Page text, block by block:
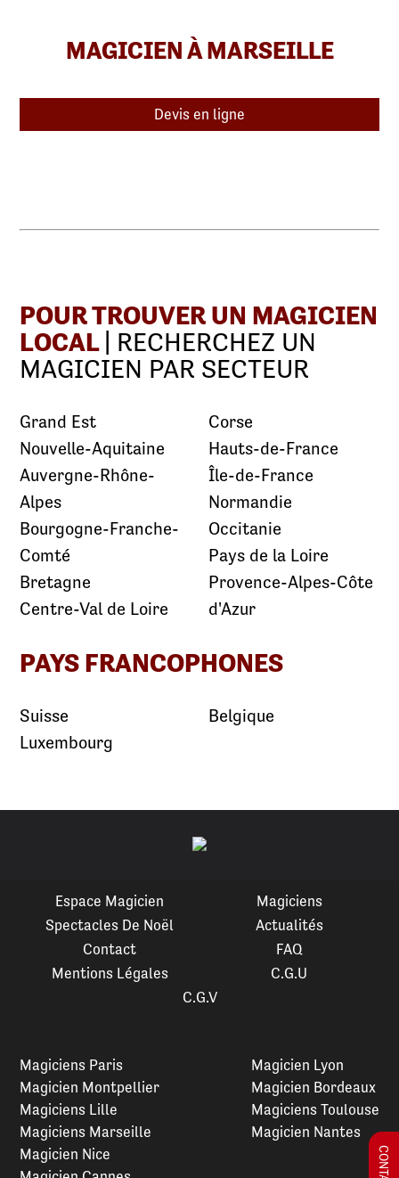
MAGICIEN À MARSEILLE
Devis en ligne
POUR TROUVER UN MAGICIEN
LOCAL | RECHERCHEZ UN
MAGICIEN PAR SECTEUR
Grand Est
Nouvelle-Aquitaine
Auvergne-Rhône-
Alpes
Bourgogne-Franche-
Comté
Bretagne
Centre-Val de Loire
Corse
Hauts-de-France
Île-de-France
Normandie
Occitanie
Pays de la Loire
Provence-Alpes-Côte
d'Azur
PAYS FRANCOPHONES
Suisse
Luxembourg
Belgique
Espace Magicien
Magiciens
Spectacles De Noël
Actualités
Contact
FAQ
Mentions Légales
C.G.U
C.G.V
Magiciens Paris
Magicien Montpellier
Magiciens Lille
Magiciens Marseille
Magicien Lyon
Magicien Bordeaux
Magiciens Toulouse
Magicien Nantes
Magicien Nice